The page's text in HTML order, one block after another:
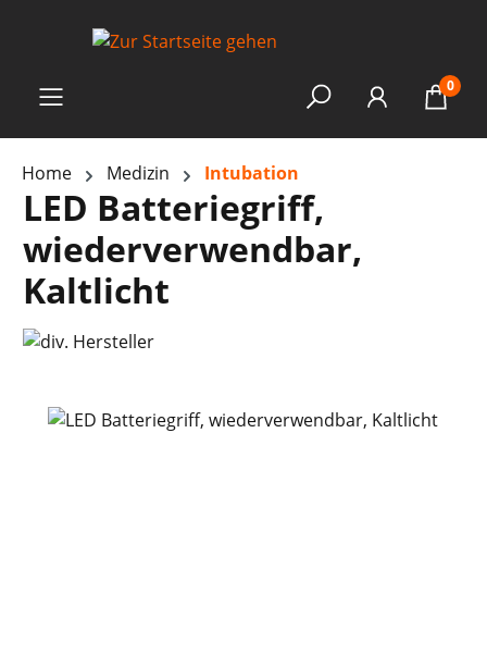
0
Home Medizin Intubation
LED Batteriegriff,
wiederverwendbar,
Kaltlicht
Bildergalerie überspringen